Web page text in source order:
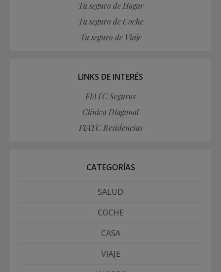
Tu seguro de Hogar
Tu seguro de Coche
Tu seguro de Viaje
LINKS DE INTERÉS
FIATC Seguros
Clínica Diagonal
FIATC Residencias
CATEGORÍAS
SALUD
COCHE
CASA
VIAJE